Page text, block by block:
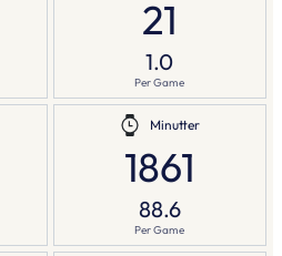
21
1.0
Per Game
Minutter
1861
88.6
Per Game